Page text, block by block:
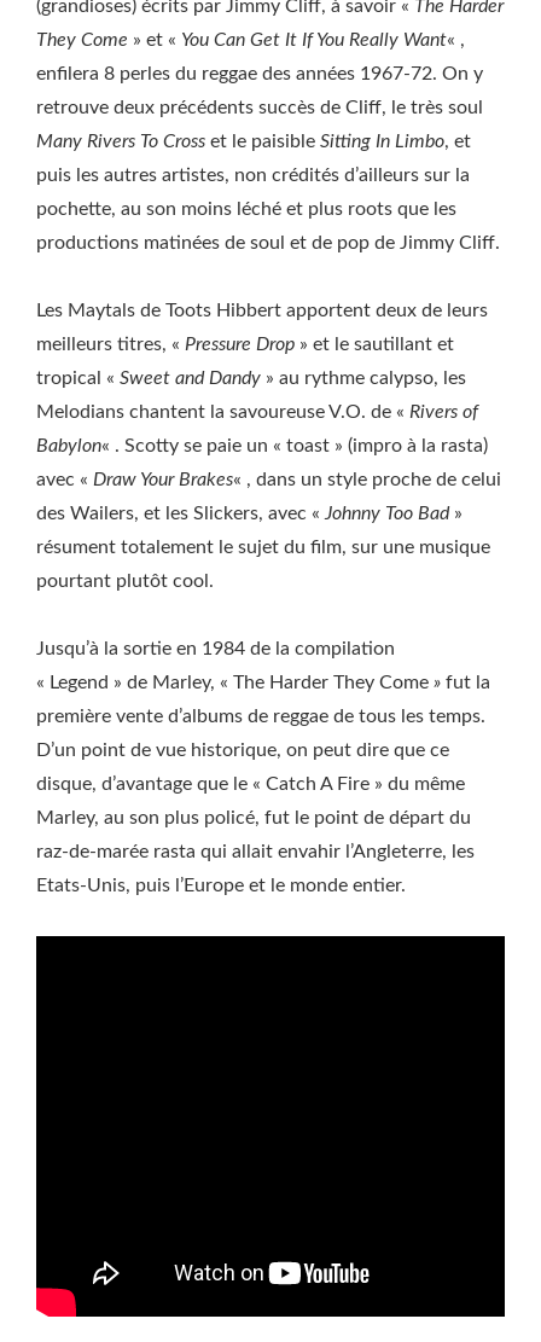
(grandioses) écrits par Jimmy Cliff, à savoir « The Harder
They Come » et « You Can Get It If You Really Want« ,
enfilera 8 perles du reggae des années 1967-72. On y
retrouve deux précédents succès de Cliff, le très soul
Many Rivers To Cross et le paisible Sitting In Limbo, et
puis les autres artistes, non crédités d’ailleurs sur la
pochette, au son moins léché et plus roots que les
productions matinées de soul et de pop de Jimmy Cliff.
Les Maytals de Toots Hibbert apportent deux de leurs
meilleurs titres, « Pressure Drop » et le sautillant et
tropical « Sweet and Dandy » au rythme calypso, les
Melodians chantent la savoureuse V.O. de « Rivers of
Babylon« . Scotty se paie un « toast » (impro à la rasta)
avec « Draw Your Brakes« , dans un style proche de celui
des Wailers, et les Slickers, avec « Johnny Too Bad»
résument totalement le sujet du film, sur une musique
pourtant plutôt cool.
Jusqu’à la sortie en 1984 de la compilation
« Legend » de Marley, « The Harder They Come » fut la
première vente d’albums de reggae de tous les temps.
D’un point de vue historique, on peut dire que ce
disque, d’avantage que le « Catch A Fire » du même
Marley, au son plus policé, fut le point de départ du
raz-de-marée rasta qui allait envahir l’Angleterre, les
Etats-Unis, puis l’Europe et le monde entier.